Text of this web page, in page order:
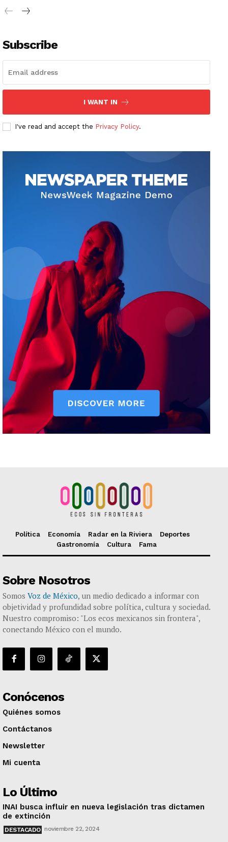
Subscribe
I WANT IN
I've read and accept the Privacy Policy.
Política Economía Radar en la Riviera
Deportes
Gastronomía
Cultura Fama
Sobre Nosotros
Somos Voz de México, un medio dedicado a informar con
objetividad y profundidad sobre política, cultura y sociedad.
Nuestro compromiso: "Los ecos mexicanos sin frontera",
conectando México con el mundo.
Conócenos
Quiénes somos
Contáctanos
Newsletter
Mi cuenta
Lo Último
INAI busca influir en nueva legislación tras dictamen
de extinción
DESTACADO noviembre 22, 2024